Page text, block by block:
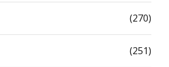
(270)
(251)